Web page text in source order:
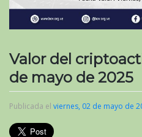
Valor del
de mayo de 2025
Publicada el viernes, 02 de mayo de